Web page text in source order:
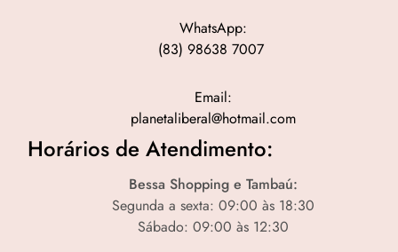
WhatsApp:
(83) 98638 7007
Email:
planetaliberal@hotmail.com
Horários de Atendimento:
Bessa Shopping e Tambaú:
Segunda a sexta: 09:00 às 18:30
Sábado: 09:00 às 12:30